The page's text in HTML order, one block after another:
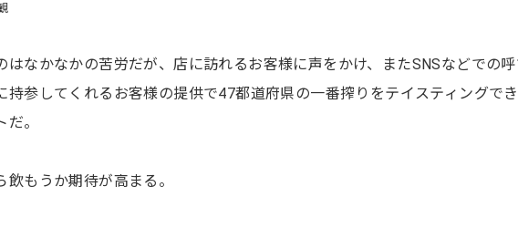
はなかなかの苦労だが、店に訪れるお客様に声をかけ、またSNSなどでの
持参してくれるお客様の提供で47都道府県の一番搾りをテイスティングで
。
飲もうか期待が高まる。